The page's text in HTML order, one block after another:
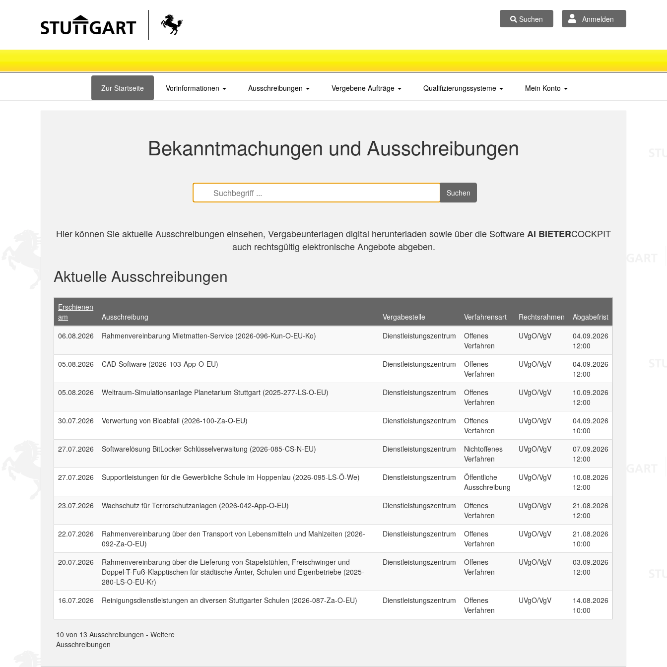
Suchen Anmelden
Zur Startseite Vorinformationen Ausschreibungen Vergebene Aufträge Qualifizierungssysteme Mein Konto
Bekanntmachungen und Ausschreibungen
Suchen
Hier können Sie aktuelle Ausschreibungen einsehen, Vergabeunterlagen digital herunterladen sowie über die SoftwareAI BIETERCOCKPIT
auch rechtsgültig elektronische Angebote abgeben.
Aktuelle Ausschreibungen
Erschienen
am
Ausschreibung Vergabestelle Verfahrensart Rechtsrahmen
Abgabefrist
06.08.2026
Rahmenvereinbarung Mietmatten-Service (2026-096-Kun-O-EU-Ko) Dienstleistungszentrum
Offenes
Verfahren
UVgO/VgV
04.09.2026
12:00
05.08.2026
CAD-Software (2026-103-App-O-EU) Dienstleistungszentrum
Offenes
Verfahren
UVgO/VgV
04.09.2026
12:00
05.08.2026
Weltraum-Simulationsanlage Planetarium Stuttgart (2025-277-LS-O-EU) Dienstleistungszentrum
Offenes
Verfahren
UVgO/VgV
10.09.2026
12:00
30.07.2026
Verwertung von Bioabfall (2026-100-Za-O-EU) Dienstleistungszentrum
Offenes
Verfahren
UVgO/VgV
04.09.2026
10:00
27.07.2026
Softwarelösung BitLocker Schlüsselverwaltung (2026-085-CS-N-EU) Dienstleistungszentrum
Nichtoffenes
Verfahren
UVgO/VgV
07.09.2026
12:00
27.07.2026
Supportleistungen für die Gewerbliche Schule im Hoppenlau (2026-095-LS-Ö-We) Dienstleistungszentrum
Öffentliche
Ausschreibung
UVgO/VgV
10.08.2026
12:00
23.07.2026
Wachschutz für Terrorschutzanlagen (2026-042-App-O-EU) Dienstleistungszentrum
Offenes
Verfahren
UVgO/VgV
21.08.2026
12:00
22.07.2026
Rahmenvereinbarung über den Transport von Lebensmitteln und Mahlzeiten (2026-
092-Za-O-EU)
Dienstleistungszentrum
Offenes
Verfahren
UVgO/VgV
21.08.2026
10:00
20.07.2026
Rahmenvereinbarung über die Lieferung von Stapelstühlen, Freischwinger und
Doppel-T-Fuß-Klapptischen für städtische Ämter, Schulen und Eigenbetriebe (2025-
280-LS-O-EU-Kr)
Dienstleistungszentrum
Offenes
Verfahren
UVgO/VgV
03.09.2026
12:00
16.07.2026 Reinigungsdienstleistungen an diversen Stuttgarter Schulen (2026-087-Za-O-EU) Dienstleistungszentrum
Offenes
Verfahren
UVgO/VgV
14.08.2026
10:00
10 von 13 Ausschreibungen -Weitere
Ausschreibungen